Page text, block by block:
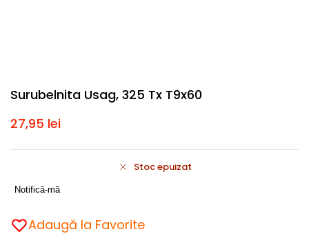
Surubelnita Usag, 325 Tx T9x60
27,95 lei
Stoc epuizat
Notifică-mă
Adaugă la Favorite